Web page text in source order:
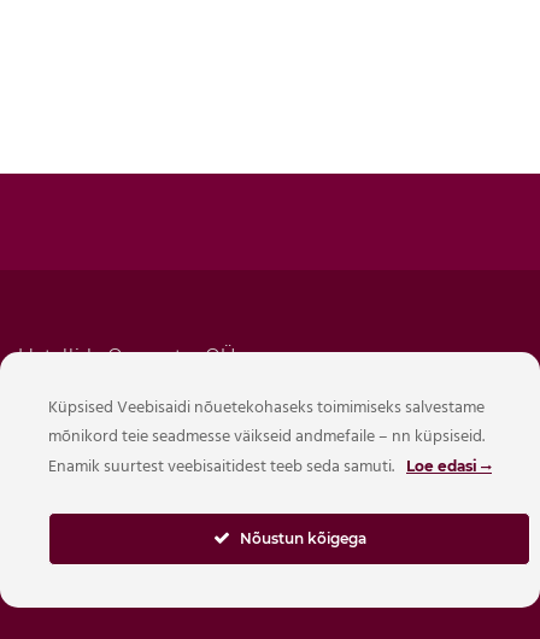
Hotellide Operaator OÜ
Mõisavahe 21, Tartu, Eesti 50707
EE542200221078424743 Swedbank
Küpsised Veebisaidi nõuetekohaseks toimimiseks salvestame
mõnikord teie seadmesse väikseid andmefaile – nn küpsiseid.
Enamik suurtest veebisaitidest teeb seda samuti.
Loe edasi
Nõustun kõigega